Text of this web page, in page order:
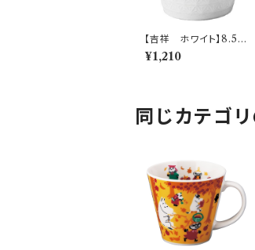
【吉祥 ホワイト】8.5猪
口カップ(麻の葉)【YM
K160】YMK161-339
¥1,210
同じカテゴ